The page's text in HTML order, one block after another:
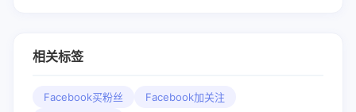
相关标签
Facebook买粉丝
Facebook加关注